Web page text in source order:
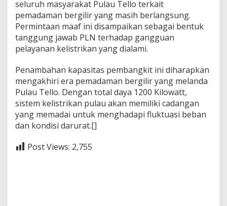
seluruh masyarakat Pulau Tello terkait
pemadaman bergilir yang masih berlangsung.
Permintaan maaf ini disampaikan sebagai bentuk
tanggung jawab PLN terhadap gangguan
pelayanan kelistrikan yang dialami.
Penambahan kapasitas pembangkit ini diharapkan
mengakhiri era pemadaman bergilir yang melanda
Pulau Tello. Dengan total daya 1200 Kilowatt,
sistem kelistrikan pulau akan memiliki cadangan
yang memadai untuk menghadapi fluktuasi beban
dan kondisi darurat.[]
Post Views: 2,755